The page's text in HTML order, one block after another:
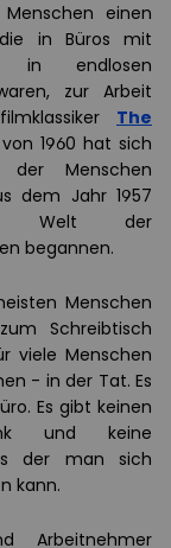
einen
in Büros mit
endlosen
zur Arbeit
The
von 1960 hat sich
Menschen
dem Jahr 1957
Welt der
begannen.
Menschen
Schreibtisch
viele Menschen
- in der Tat. Es
Es gibt keinen
und keine
der man sich
kann.
Arbeitnehmer